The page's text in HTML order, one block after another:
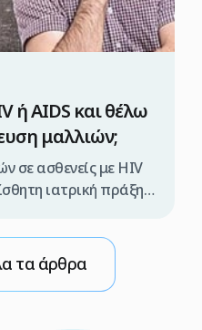
ή AIDS και θέλω
μαλλιών;
σε ασθενείς με HIV
ιατρική πράξη,
ιατρική
κίνδυνος
διάρκεια της
τα άρθρα